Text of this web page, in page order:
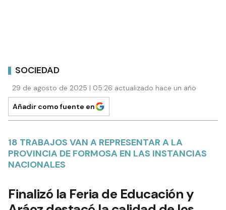
SOCIEDAD
29 de agosto de 2025 | 05:26 actualizado hace un año
Añadir como fuente en
18 TRABAJOS VAN A REPRESENTAR A LA
PROVINCIA DE FORMOSA EN LAS INSTANCIAS
NACIONALES
Finalizó la Feria de Educación y